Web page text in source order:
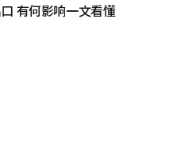
有何影响一文看懂